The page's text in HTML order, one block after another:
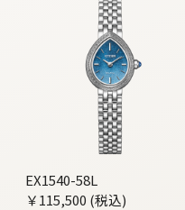
EX1540-58L
￥115,500 (税込)